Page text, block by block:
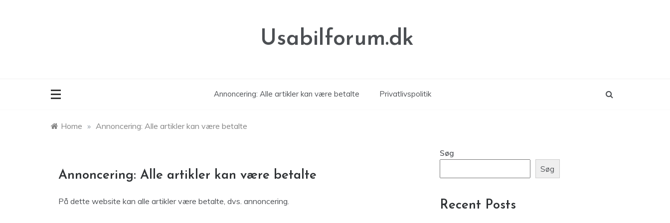
Usabilforum.dk
Annoncering: Alle artikler kan være betalte Privatlivspolitik
Home » Annoncering: Alle artikler kan være betalte
Annoncering: Alle artikler kan være betalte
På dette website kan alle artikler være betalte, dvs. annoncering.
Søg
Søg
Recent Posts